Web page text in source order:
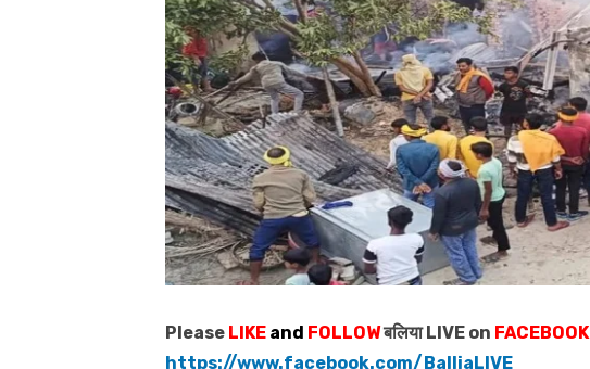
Please LIKE and FOLLOWबलिया LIVE on FACEBOOK
https://www.facebook.com/BalliaLIVE